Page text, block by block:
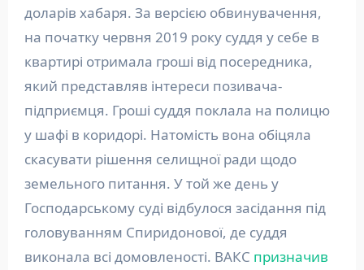
доларів хабаря. За версією обвинувачення,
на початку червня 2019 року суддя у себе в
квартирі отримала гроші від посередника,
який представляв інтереси позивача-
підприємця. Гроші суддя поклала на полицю
у шафі в коридорі. Натомість вона обіцяла
скасувати рішення селищної ради щодо
земельного питання. У той же день у
Господарському суді відбулося засідання під
головуванням Спиридонової, де суддя
виконала всі домовленості. ВАКС призначив